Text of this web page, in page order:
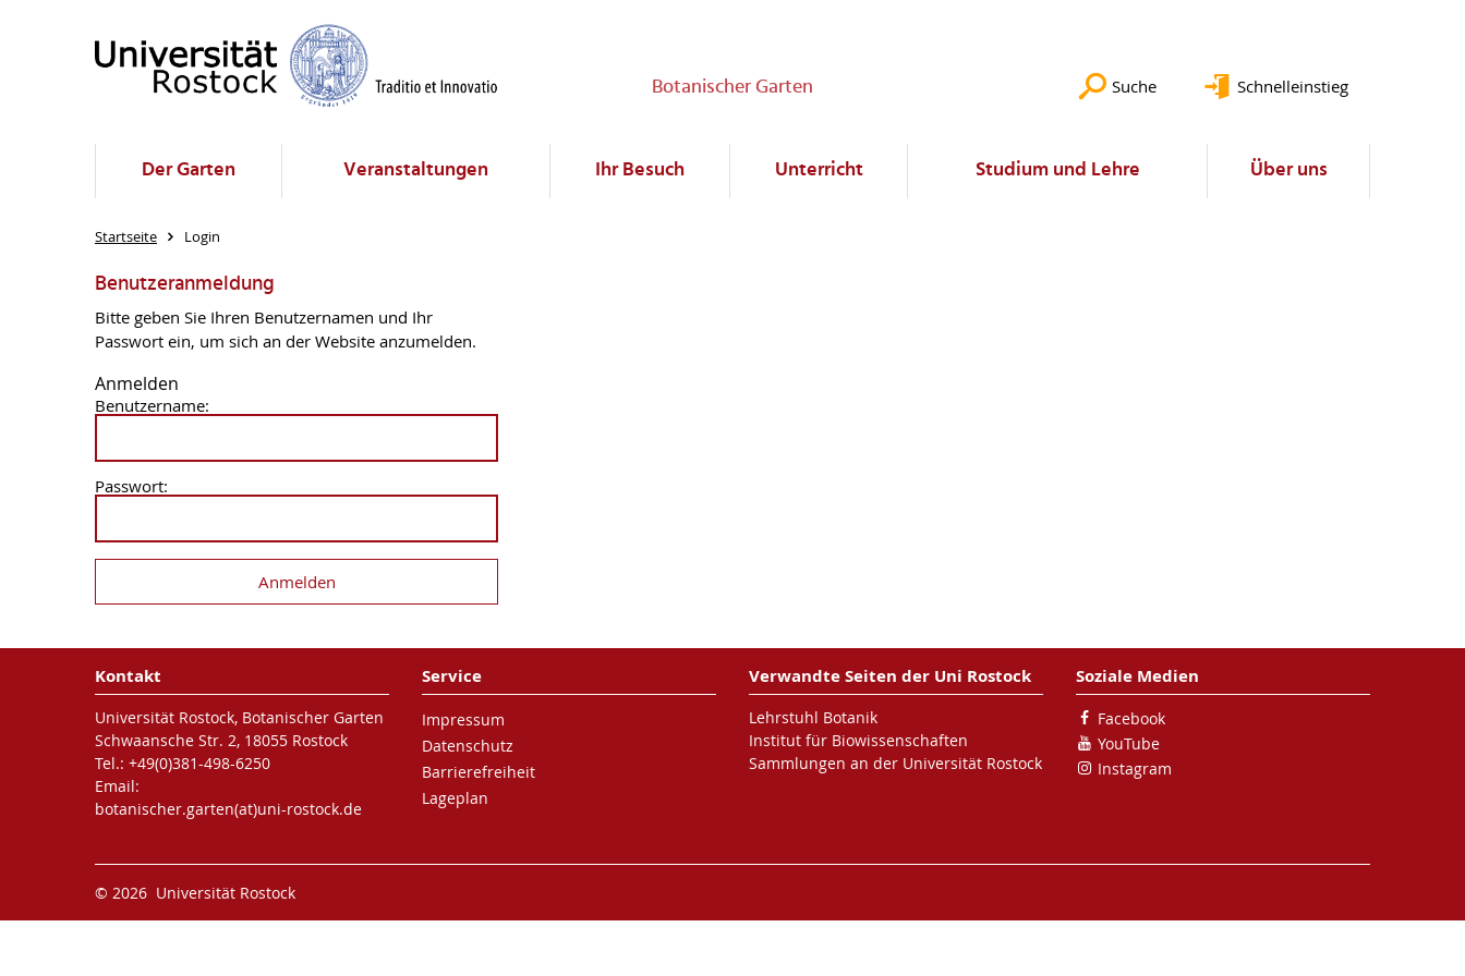
Botanischer Garten Suche Schnelleinstieg
Der Garten Veranstaltungen Ihr Besuch Unterricht Studium und Lehre Über uns
Startseite Login
Benutzeranmeldung
Bitte geben Sie Ihren Benutzernamen und Ihr
Passwort ein, um sich an der Website anzumelden.
Anmelden
Benutzername:
Passwort:
Kontakt
Universität Rostock, Botanischer Garten
Schwaansche Str. 2, 18055 Rostock
Tel.: +49(0)381-498-6250
Email:
botanischer.garten(at)uni-rostock.de
Service
Impressum
Datenschutz
Barrierefreiheit
Lageplan
Verwandte Seiten der Uni Rostock
Lehrstuhl Botanik
Institut für Biowissenschaften
Sammlungen an der Universität Rostock
Soziale Medien
Facebook
YouTube
Instagram
© 2026 Universität Rostock